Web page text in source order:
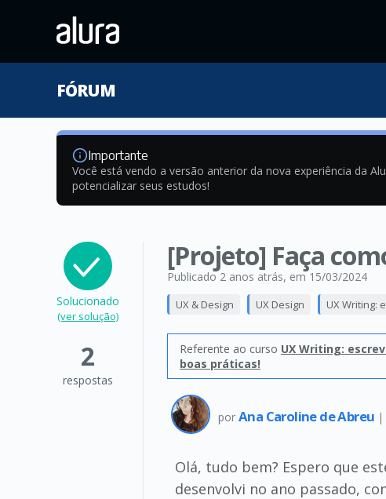
FÓRUM
Importante
Você está vendo a versão anterior da nova experiência da
potencializar seus estudos!
Solucionado
(ver solução)
2
respostas
[Projeto] Faça
Publicado 2 anos atrás, em 15/03/2024
UX & Design UX Design UX Writing:
Referente ao curso UX Writing:
boas práticas!
por Ana Caroline de Abreu |
Olá, tudo bem? Espero que
desenvolvi no ano passado,